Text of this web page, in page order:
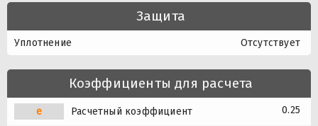
Защита
Уплотнение Отсутствует
Коэффициенты для расчета
e Расчетный коэффициент 0.25